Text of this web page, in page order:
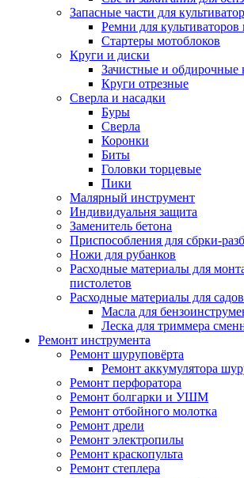
Запасные части для
Ремни для культиваторов
Стартеры мотоблоков
Круги и диски
Зачистные и обдирочные
Круги отрезные
Сверла и насадки
Буры
Сверла
Коронки
Биты
Головки торцевые
Пики
Малярный инструмент
Индивидуальня защита
Заменитель бетона
Приспособления для сбрки-
Ножи для рубанков
Расходные материалы для
пистолетов
Расходные материалы для
Масла для
Леска для триммера
Ремонт инструмента
Ремонт шуруповёрта
Ремонт аккумулятора
Ремонт перфоратора
Ремонт болгарки и УШМ
Ремонт отбойного молотка
Ремонт дрели
Ремонт электропилы
Ремонт краскопульта
Ремонт степлера